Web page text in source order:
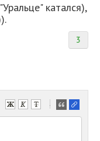
катался),
3
-
-